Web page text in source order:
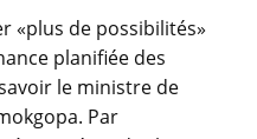
«plus de possibilités»
planifiée des
le ministre de
Par